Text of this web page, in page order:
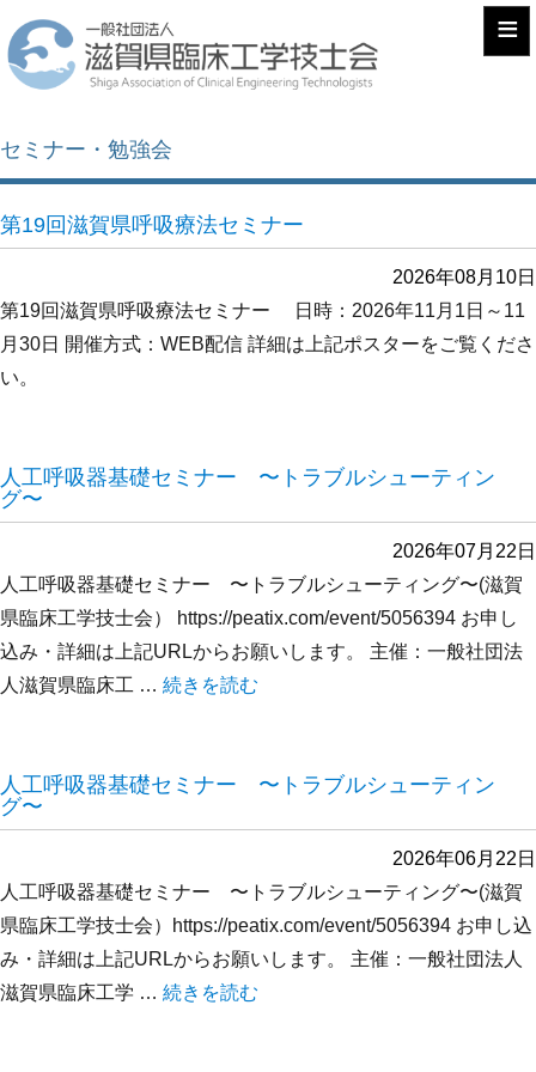
≡
セミナー・勉強会
第19回滋賀県呼吸療法セミナー
2026年08月10日
第19回滋賀県呼吸療法セミナー 日時：2026年11月1日～11
月30日 開催方式：WEB配信 詳細は上記ポスターをご覧くださ
い。
人工呼吸器基礎セミナー 〜トラブルシューティン
グ〜
2026年07月22日
人工呼吸器基礎セミナー 〜トラブルシューティング〜(滋賀
県臨床工学技士会） https://peatix.com/event/5056394 お申し
込み・詳細は上記URLからお願いします。 主催：一般社団法
人滋賀県臨床工 … “人工呼吸器基礎セミナー 〜トラブルシュ
続きを読む
人工呼吸器基礎セミナー 〜トラブルシューティン
グ〜
2026年06月22日
人工呼吸器基礎セミナー 〜トラブルシューティング〜(滋賀
県臨床工学技士会）https://peatix.com/event/5056394 お申し込
み・詳細は上記URLからお願いします。 主催：一般社団法人
滋賀県臨床工学 … “人工呼吸器基礎セミナー 〜トラブルシュ
続きを読む